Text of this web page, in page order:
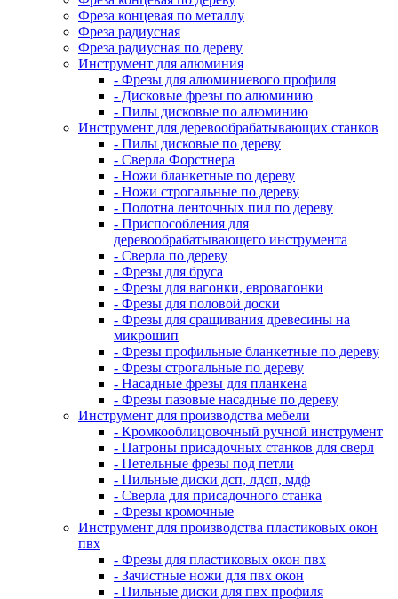
Фреза концевая по металлу
Фреза радиусная
Фреза радиусная по дереву
Инструмент для алюминия
- Фрезы для алюминиевого профиля
- Дисковые фрезы по алюминию
- Пилы дисковые по алюминию
Инструмент для деревообрабатывающих станков
- Пилы дисковые по дереву
- Сверла Форстнера
- Ножи бланкетные по дереву
- Ножи строгальные по дереву
- Полотна ленточных пил по дереву
- Приспособления для
деревообрабатывающего инструмента
- Сверла по дереву
- Фрезы для бруса
- Фрезы для вагонки, евровагонки
- Фрезы для половой доски
- Фрезы для сращивания древесины на
микрошип
- Фрезы профильные бланкетные по дереву
- Фрезы строгальные по дереву
- Насадные фрезы для планкена
- Фрезы пазовые насадные по дереву
Инструмент для производства мебели
- Кромкооблицовочный ручной инструмент
- Патроны присадочных станков для сверл
- Петельные фрезы под петли
- Пильные диски дсп, лдсп, мдф
- Сверла для присадочного станка
- Фрезы кромочные
Инструмент для производства пластиковых окон
пвх
- Фрезы для пластиковых окон пвх
- Зачистные ножи для пвх окон
- Пильные диски для пвх профиля